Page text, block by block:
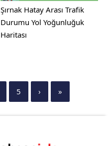
Şırnak Hatay Arası Trafik
Durumu Yol Yoğunluğuk
Haritası
5 › »